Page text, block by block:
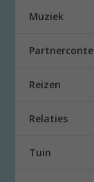
Muziek
Reizen
Relaties
Tuin